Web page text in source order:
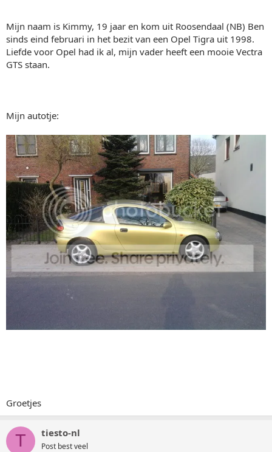
Mijn naam is Kimmy, 19 jaar en kom uit Roosendaal (NB) Ben
sinds eind februari in het bezit van een Opel Tigra uit 1998.
Liefde voor Opel had ik al, mijn vader heeft een mooie Vectra
GTS staan.
Mijn autotje:
Groetjes
T tiesto-nl
Post best veel